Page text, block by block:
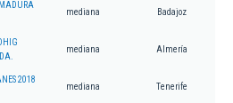
mediana Badajoz
mediana Almería
2018
mediana Tenerife